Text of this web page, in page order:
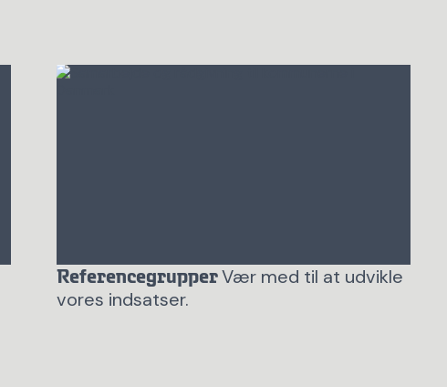
ReferencegrupperVær med til at udvikle
vores indsatser.